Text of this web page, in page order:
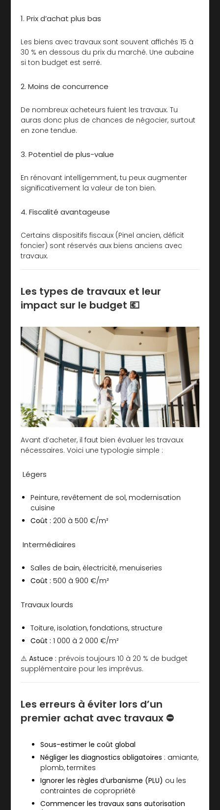
1. Prix d’achat plus bas
Les biens avec travaux sont souvent affichés 15 à
30 % en dessous du prix du marché. Une aubaine
si ton budget est serré.
2. Moins de concurrence
De nombreux acheteurs fuient les travaux. Tu
auras donc plus de chances de négocier, surtout
en zone tendue.
3. Potentiel de plus-value
En rénovant intelligemment, tu peux augmenter
significativement la valeur de ton bien.
4. Fiscalité avantageuse
Certains dispositifs fiscaux (Pinel ancien, déficit
foncier) sont réservés aux biens anciens avec
travaux.
Les types de travaux et leur
impact sur le budget 💶
Avant d’acheter, il faut bien évaluer les travaux
nécessaires. Voici une typologie simple :
Légers
Peinture, revêtement de sol, modernisation
cuisine
Coût : 200 à 500 €/m²
Intermédiaires
Salles de bain, électricité, menuiseries
Coût : 500 à 900 €/m²
Travaux lourds
Toiture, isolation, fondations, structure
Coût : 1 000 à 2 000 €/m²
⚠️Astuce : prévois toujours 10 à 20 % de budget
supplémentaire pour les imprévus.
Les erreurs à éviter lors d’un
premier achat avec travaux ⛔️
Sous-estimer le coût global
Négliger les diagnostics obligatoires : amiante,
plomb, termites
Ignorer les règles d’urbanisme (PLU) ou les
contraintes de copropriété
Commencer les travaux sans autorisation